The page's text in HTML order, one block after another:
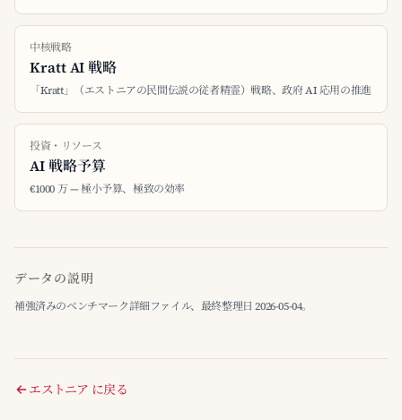
中核戦略
Kratt AI 戦略
「Kratt」（エストニアの民間伝説の従者精霊）戦略、政府 AI 応用の推進
投資・リソース
AI 戦略予算
€1000 万 — 極小予算、極致の効率
データの説明
補強済みのベンチマーク詳細ファイル、最終整理日 2026-05-04。
エストニア に戻る